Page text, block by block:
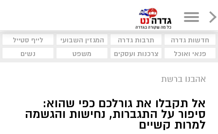
חדשות גדרה תרבות גדרה המגזין השבועי
לייף סטייל
פנאי ואוכל
צרכנות ועסקים משפט נשים
אהבנו ברשת
אל תקבלו את גורלכם כפי שהוא:
סיפור על התגברות, נחישות והגשמה
למרות קשיים